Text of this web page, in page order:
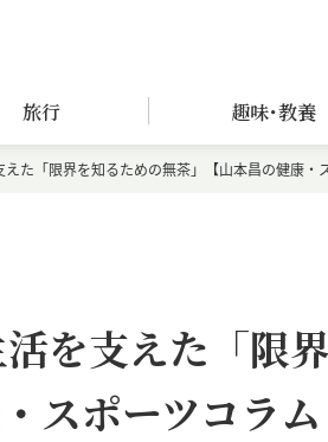
旅行 趣味･教養
た「限界を知るための無茶」【山本昌の健康・
を支えた「限
スポーツコラム